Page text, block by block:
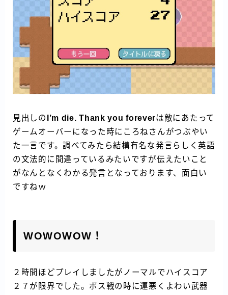
見出しの I’m die. Thank you foreverは敵にあたって
ゲームオーバーになった時にころねさんがつぶやい
た一言です。調べてみたら結構有名な発言らしく英語
の文法的に間違っているみたいですが伝えたいこと
がなんとなくわかる発言となっております、面白い
ですねｗ
WOWOWOW！
２時間ほどプレイしましたがノーマルでハイスコア
２７が限界でした。ボス戦の時に運悪くよわい武器